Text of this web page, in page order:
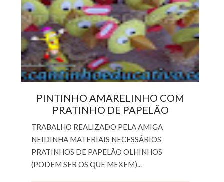
PINTINHO AMARELINHO COM
PRATINHO DE PAPELÃO
TRABALHO REALIZADO PELA AMIGA
NEIDINHA MATERIAIS NECESSÁRIOS
PRATINHOS DE PAPELÃO OLHINHOS
(PODEM SER OS QUE MEXEM)...